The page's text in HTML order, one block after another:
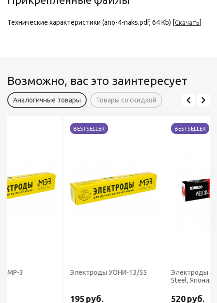
Технические характеристики (ano-4-naks.pdf, 64 Kb) [Скачать]
Возможно, вас это заинтересует
Аналогичные товары Товары со скидкой
Электроды УОНИ-13/55
Электроды LB-52U (Kobe